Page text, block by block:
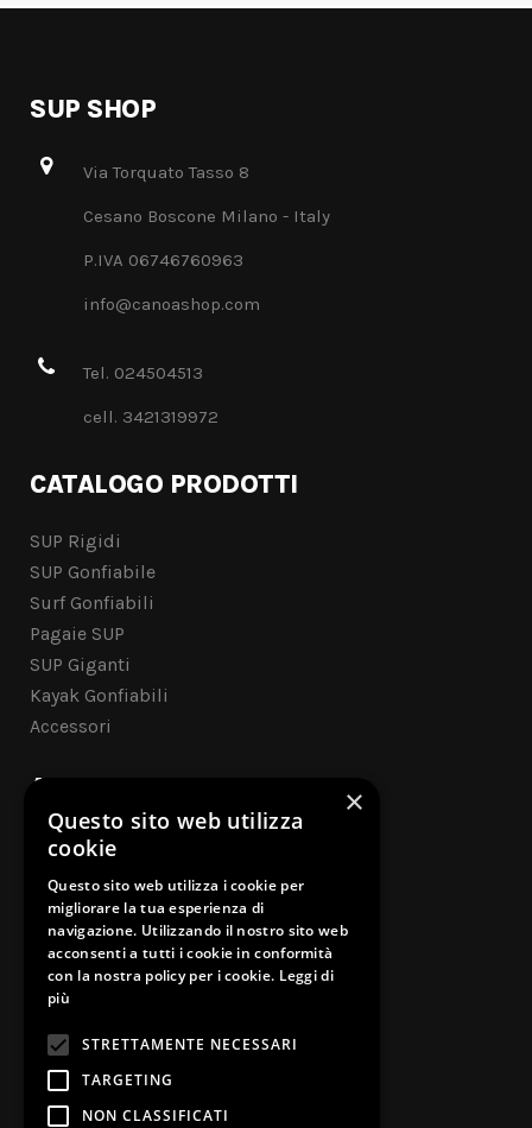
SUP SHOP
Via Torquato Tasso 8
Cesano Boscone Milano - Italy
P.IVA 06746760963
info@canoashop.com
Tel. 024504513
cell. 3421319972
CATALOGO PRODOTTI
SUP Rigidi
SUP Gonfiabile
Surf Gonfiabili
Pagaie SUP
SUP Giganti
Kayak Gonfiabili
Accessori
ASSISTENZA CLIENTI
Contatti
Cookie Policy
Privacy Policy
Garanzia Legale
×
Questo sito web utilizza
cookie
Questo sito web utilizza i cookie per
migliorare la tua esperienza di
navigazione. Utilizzando il nostro sito web
acconsenti a tutti i cookie in conformità
con la nostra policy per i cookie. Leggi di
più
STRETTAMENTE NECESSARI
TARGETING
NON CLASSIFICATI